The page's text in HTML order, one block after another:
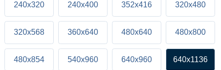
240x320 240x400 352x416 320x480
320x568 360x640 480x640 480x800
480x854 540x960 640x960 640x1136